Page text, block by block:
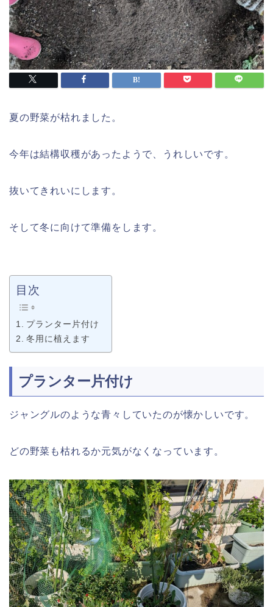
夏の野菜が枯れました。
今年は結構収穫があったようで、うれしいです。
抜いてきれいにします。
そして冬に向けて準備をします。
目次
プランター片付け
冬用に植えます
プランター片付け
ジャングルのような青々していたのが懐かしいです。
どの野菜も枯れるか元気がなくなっています。